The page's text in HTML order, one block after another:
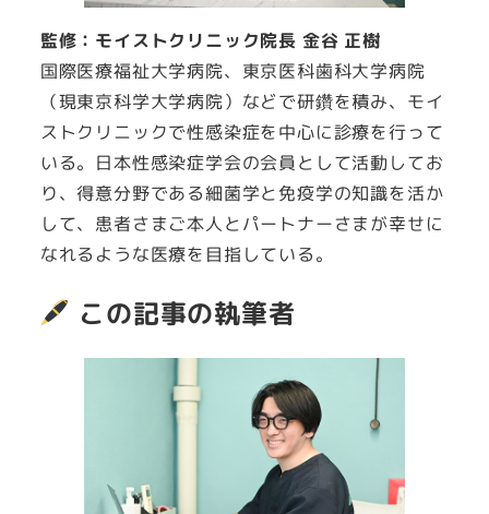
監修：モイストクリニック院長 金谷 正樹
国際医療福祉大学病院、東京医科歯科大学病院
（現東京科学大学病院）などで研鑽を積み、モイ
ストクリニックで性感染症を中心に診療を行って
いる。日本性感染症学会の会員として活動してお
り、得意分野である細菌学と免疫学の知識を活か
して、患者さまご本人とパートナーさまが幸せに
なれるような医療を目指している。
この記事の執筆者